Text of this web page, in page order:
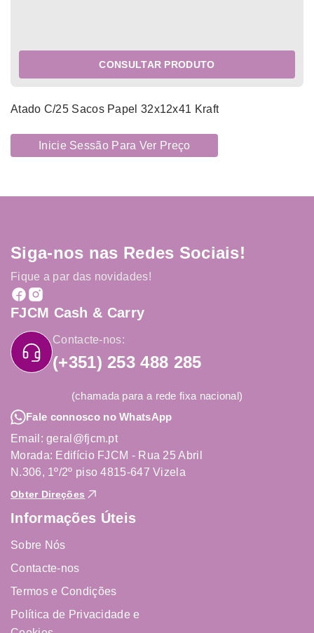
CONSULTAR PRODUTO
Atado C/25 Sacos Papel 32x12x41 Kraft
Inicie Sessão Para Ver Preço
Siga-nos nas Redes Sociais!
Fique a par das novidades!
FJCM Cash & Carry
Contacte-nos:
(+351) 253 488 285
(chamada para a rede fixa nacional)
Fale connosco no WhatsApp
Email: geral@fjcm.pt
Morada: Edifício FJCM - Rua 25 Abril
N.306, 1º/2º piso 4815-647 Vizela
Obter Direções
Informações Úteis
Sobre Nós
Contacte-nos
Termos e Condições
Política de Privacidade e